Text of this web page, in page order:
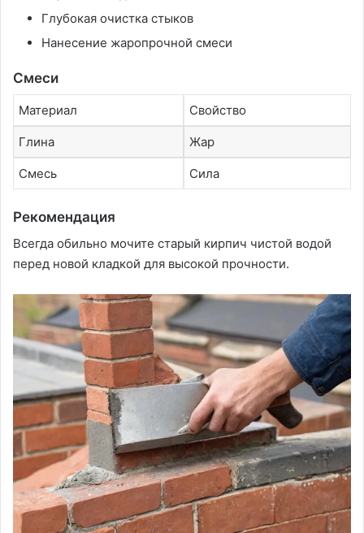
Глубокая очистка стыков
Нанесение жаропрочной смеси
Смеси
Материал Свойство
Глина Жар
Смесь Сила
Рекомендация
Всегда обильно мочите старый кирпич чистой водой
перед новой кладкой для высокой прочности.